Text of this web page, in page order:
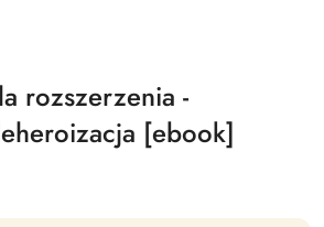
rozszerzenia -
[ebook]